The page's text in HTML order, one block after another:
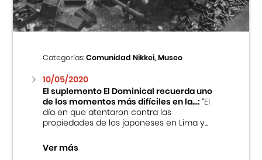
Categorías:Comunidad Nikkei, Museo
10/05/2020
El suplemento El Dominical recuerda uno
de los momentos más difíciles en la...:“El
día en que atentaron contra las
propiedades de los japoneses en Lima y...
Ver más